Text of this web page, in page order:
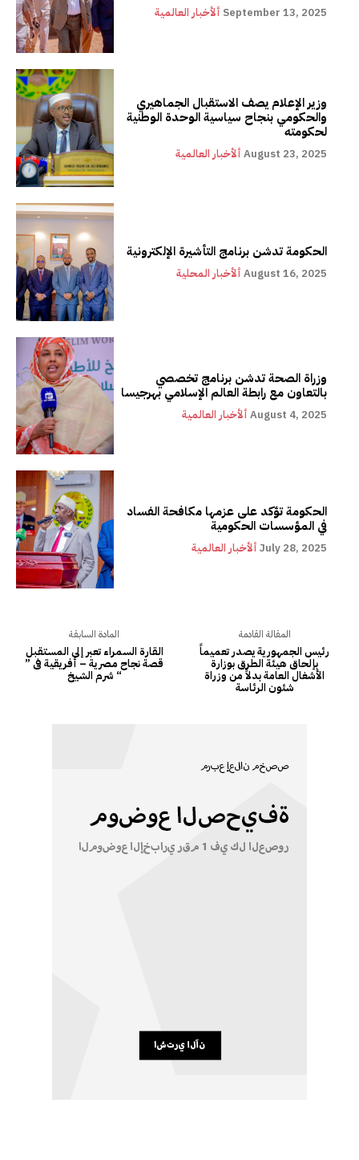
ألأخبار العالمية September 13, 2025
وزير الإعلام يصف الاستقبال الجماهيري
والحكومي بنجاح سياسية الوحدة الوطنية
لحكومته
ألأخبار العالمية August 23, 2025
الحكومة تدشن برنامج التأشيرة الإلكترونية
ألأخبار المحلية August 16, 2025
وزراة الصحة تدشن برنامج تخصصي
بالتعاون مع رابطة العالم الإسلامي بهرجيسا
ألأخبار العالمية August 4, 2025
الحكومة تؤكد على عزمها مكافحة الفساد
في المؤسسات الحكومية
ألأخبار العالمية July 28, 2025
المادة السابقة
القارة السمراء تعبر إلى المستقبل
قصة نجاح مصرية – أفريقية فى ”
شرم الشيخ “
المقالة القادمة
رئيس الجمهورية يصدر تعميماً
بإلحاق هيئة الطرق بوزارة
الأشغال العامة بدلاً من وزراة
شئون الرئاسة